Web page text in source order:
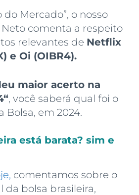
do Mercado”, o nosso
comenta a respeito
relevantes de Netflix
e Oi (OIBR4).
maior acerto na
“, você saberá qual foi o
Bolsa, em 2024.
está barata? sim e
comentamos sobre o
bolsa brasileira,